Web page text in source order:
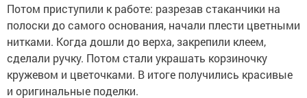
Потом приступили к работе: разрезав стаканчики на
полоски до самого основания, начали плести цветными
нитками. Когда дошли до верха, закрепили клеем,
сделали ручку. Потом стали украшать корзиночку
кружевом и цветочками. В итоге получились красивые
и оригинальные поделки.